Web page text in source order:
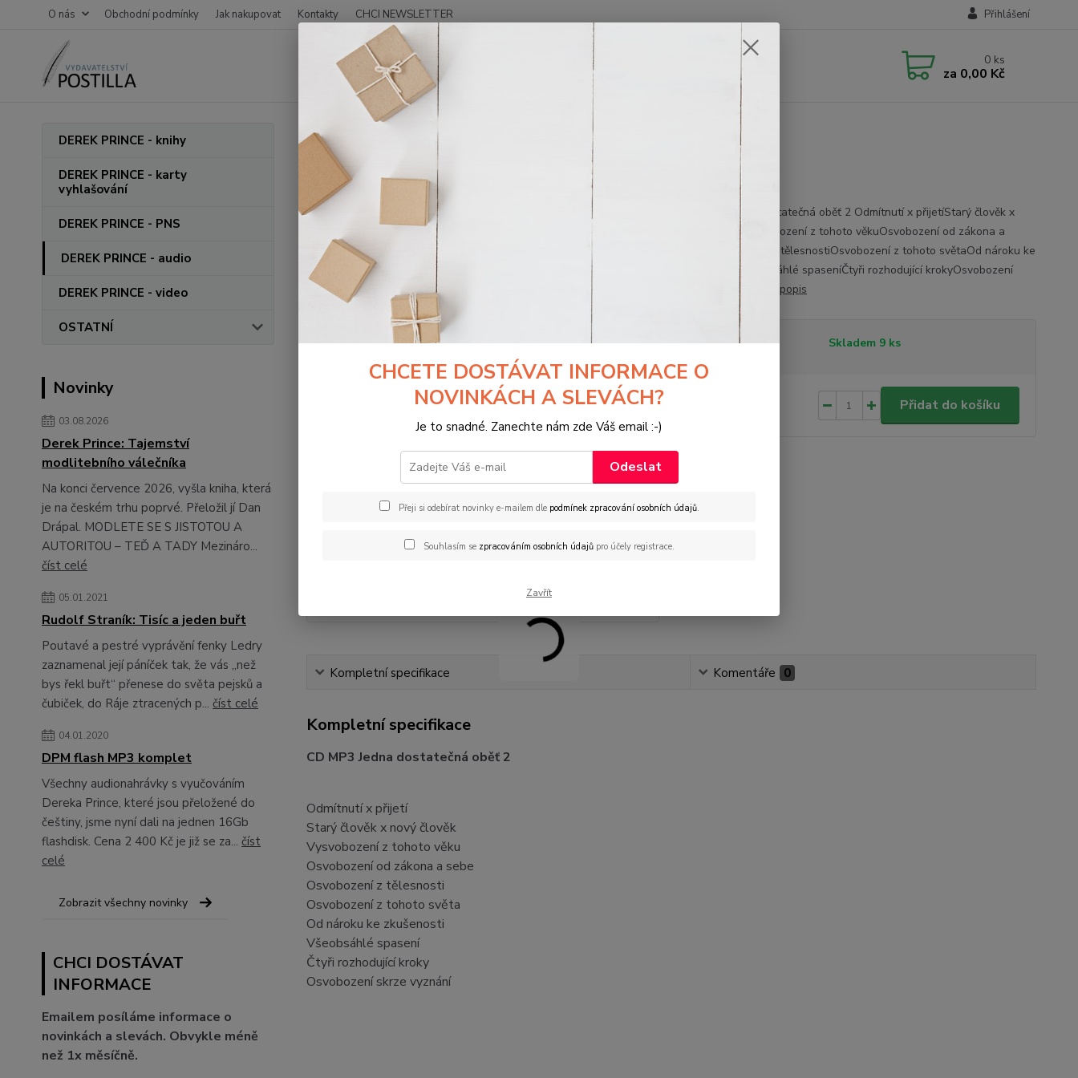
O nás Obchodní podmínky Jak nakupovat Kontakty CHCI NEWSLETTER Přihlášení
0 ks
za 0,00 Kč
DEREK PRINCE - knihy
DEREK PRINCE - karty
vyhlašování
DEREK PRINCE - PNS
DEREK PRINCE - audio
DEREK PRINCE - video
OSTATNÍ
Novinky
03.08.2026
Derek Prince: Tajemství
modlitebního válečníka
Na konci července 2026, vyšla kniha, která
je na českém trhu poprvé. Přeložil jí Dan
Drápal. MODLETE SE S JISTOTOU A
AUTORITOU – TEĎ A TADY Mezináro...
číst celé
05.01.2021
Rudolf Straník: Tisíc a jeden buřt
Poutavé a pestré vyprávění fenky Ledry
zaznamenal její páníček tak, že vás „než
bys řekl buřt“ přenese do světa pejsků a
čubiček, do Ráje ztracených p... číst celé
04.01.2020
DPM flash MP3 komplet
Všechny audionahrávky s vyučováním
Dereka Prince, které jsou přeložené do
češtiny, jsme nyní dali na jednen 16Gb
flashdisk. Cena 2 400 Kč je již se za... číst
celé
Zobrazit všechny novinky
CHCI DOSTÁVAT
INFORMACE
Emailem posíláme informace o
novinkách a slevách. Obvykle méně
než 1x měsíčně.
Úvod DEREK PRINCE - audio CD MP3 - Jedna dostatečná oběť 2
CD MP3 - Jedna dostatečná oběť 2
CD MP3 Jedna dostatečná oběť 2 Odmítnutí x přijetíStarý člověk x
nový člověkVysvobození z tohoto věkuOsvobození od zákona a
sebeOsvobození z tělesnostiOsvobození z tohoto světaOd nároku ke
zkušenostiVšeobsáhlé spaseníČtyři rozhodující krokyOsvobození
celý popis
Dostupnost Skladem 9 ks
Přidat do košíku
Kompletní specifikace Komentáře 0
Kompletní specifikace
CD MP3 Jedna dostatečná oběť 2
Odmítnutí x přijetí
Starý člověk x nový člověk
Vysvobození z tohoto věku
Osvobození od zákona a sebe
Osvobození z tělesnosti
Osvobození z tohoto světa
Od nároku ke zkušenosti
Všeobsáhlé spasení
Čtyři rozhodující kroky
Osvobození skrze vyznání
CHCETE DOSTÁVAT INFORMACE O
NOVINKÁCH A SLEVÁCH?
Je to snadné. Zanechte nám zde Váš email :-)
Odeslat
Přeji si odebírat novinky e-mailem dle podmínek zpracování osobních údajů.
Souhlasím se zpracováním osobních údajůpro účely registrace.
Zavřít